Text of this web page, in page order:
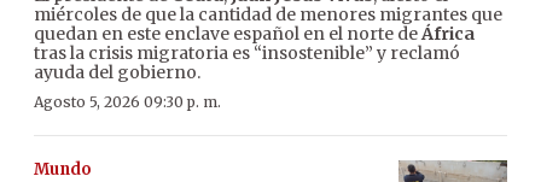
miércoles de que la cantidad de menores migrantes que
quedan en este enclave español en el norte deÁfrica
tras la crisis migratoria es “insostenible” y reclamó
ayuda del gobierno.
Agosto 5, 2026 09:30 p. m.
Mundo